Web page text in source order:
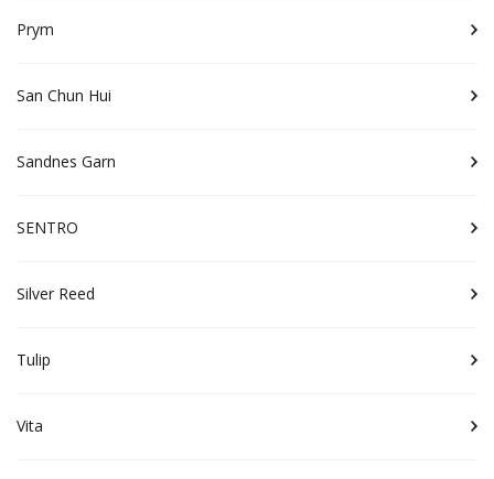
Prym
San Chun Hui
Sandnes Garn
SENTRO
Silver Reed
Tulip
Vita